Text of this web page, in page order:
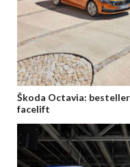
Škoda Octavia:
facelift